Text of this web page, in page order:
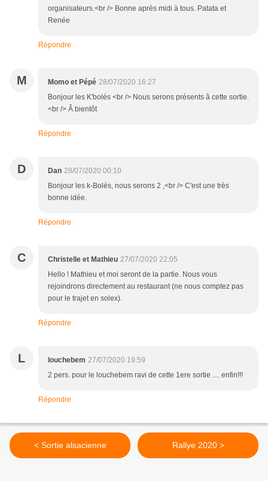
organisateurs.<br /> Bonne après midi à tous. Patata et
Renée
Répondre
M Momo et Pépé 28/07/2020 16:27
Bonjour les K'bolés <br /> Nous serons présents â cette sortie.
<br /> Â bientôt
Répondre
D Dan 28/07/2020 00:10
Bonjour les k-Bolés, nous serons 2 ,<br /> C'est une très
bonne idée.
Répondre
C Christelle et Mathieu 27/07/2020 22:05
Hello ! Mathieu et moi seront de la partie. Nous vous
rejoindrons directement au restaurant (ne nous comptez pas
pour le trajet en solex).
Répondre
L louchebem 27/07/2020 19:59
2 pers. pour le louchebem ravi de cette 1ere sortie .... enfin!!!
Répondre
< Sortie alsacienne Rallye 2020 >